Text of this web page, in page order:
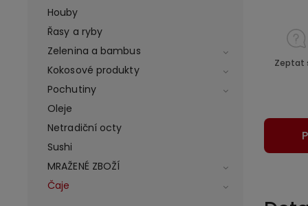
Houby
Řasy a ryby
Zelenina a bambus
Kokosové produkty
Pochutiny
Oleje
Netradiční octy
Sushi
MRAŽENÉ ZBOŽÍ
Čaje
Zeptat